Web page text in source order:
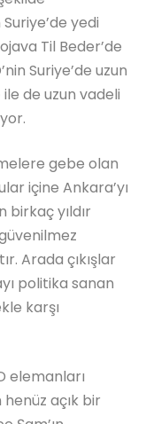
yedi
Til Beder’de
Suriye’de uzun
ile de uzun vadeli
gebe olan
içine Ankara’yı
birkaç yıldır
Arada çıkışlar
politika sanan
karşı
elemanları
açık bir